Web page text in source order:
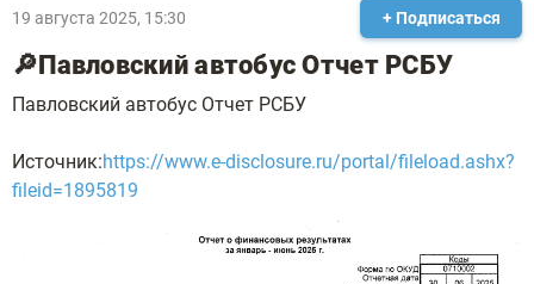
19 августа 2025, 15:30 + Подписаться
🔎Павловский автобус Отчет РСБУ
Павловский автобус Отчет РСБУ
Источник:https://www.e-disclosure.ru/portal/fileload.ashx?
fileid=1895819